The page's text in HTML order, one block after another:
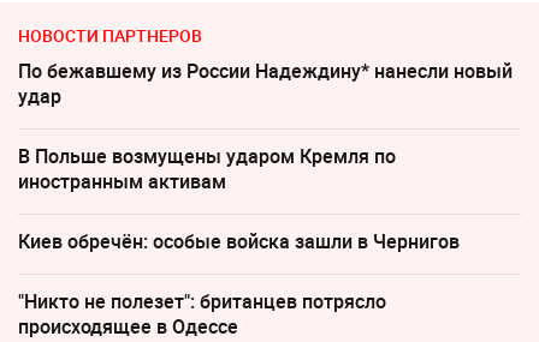
НОВОСТИ ПАРТНЕРОВ
По бежавшему из России Надеждину* нанесли новый
удар
В Польше возмущены ударом Кремля по
иностранным активам
Киев обречён: особые войска зашли в Чернигов
"Никто не полезет": британцев потрясло
происходящее в Одессе